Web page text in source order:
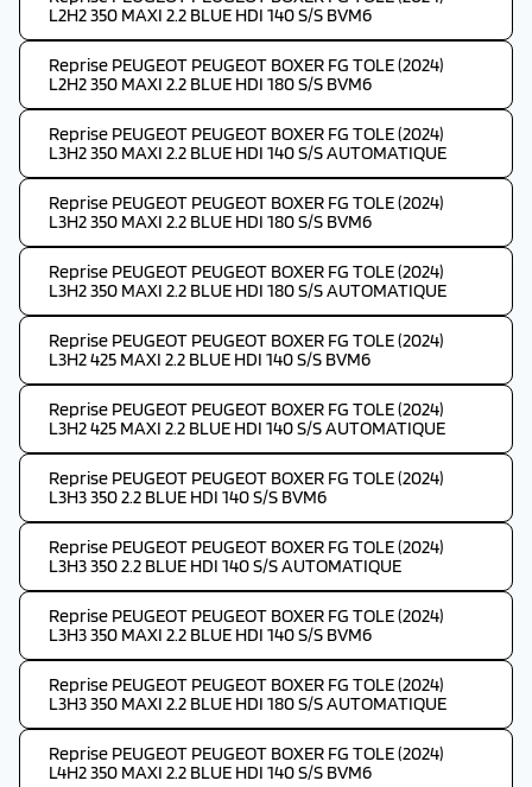
L2H2 350 MAXI 2.2 BLUE HDI 140 S/S BVM6
Reprise PEUGEOT PEUGEOT BOXER FG TOLE (2024)
L2H2 350 MAXI 2.2 BLUE HDI 180 S/S BVM6
Reprise PEUGEOT PEUGEOT BOXER FG TOLE (2024)
L3H2 350 MAXI 2.2 BLUE HDI 140 S/S AUTOMATIQUE
Reprise PEUGEOT PEUGEOT BOXER FG TOLE (2024)
L3H2 350 MAXI 2.2 BLUE HDI 180 S/S BVM6
Reprise PEUGEOT PEUGEOT BOXER FG TOLE (2024)
L3H2 350 MAXI 2.2 BLUE HDI 180 S/S AUTOMATIQUE
Reprise PEUGEOT PEUGEOT BOXER FG TOLE (2024)
L3H2 425 MAXI 2.2 BLUE HDI 140 S/S BVM6
Reprise PEUGEOT PEUGEOT BOXER FG TOLE (2024)
L3H2 425 MAXI 2.2 BLUE HDI 140 S/S AUTOMATIQUE
Reprise PEUGEOT PEUGEOT BOXER FG TOLE (2024)
L3H3 350 2.2 BLUE HDI 140 S/S BVM6
Reprise PEUGEOT PEUGEOT BOXER FG TOLE (2024)
L3H3 350 2.2 BLUE HDI 140 S/S AUTOMATIQUE
Reprise PEUGEOT PEUGEOT BOXER FG TOLE (2024)
L3H3 350 MAXI 2.2 BLUE HDI 140 S/S BVM6
Reprise PEUGEOT PEUGEOT BOXER FG TOLE (2024)
L3H3 350 MAXI 2.2 BLUE HDI 180 S/S AUTOMATIQUE
Reprise PEUGEOT PEUGEOT BOXER FG TOLE (2024)
L4H2 350 MAXI 2.2 BLUE HDI 140 S/S BVM6